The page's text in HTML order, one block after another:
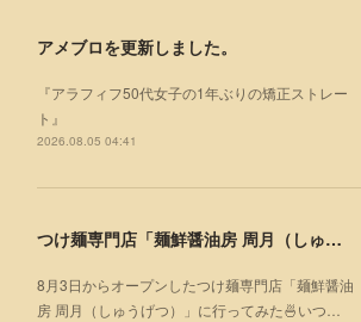
アメブロを更新しました。
『アラフィフ50代女子の1年ぶりの矯正ストレー
ト』
2026.08.05 04:41
つけ麺専門店「麺鮮醤油房 周月（しゅうげつ）」⁡ に行ってみた🍜
8月3日からオープンしたつけ麺専門店「麺鮮醤油
房 周月（しゅうげつ）」⁡に行ってみた🍜いつ…